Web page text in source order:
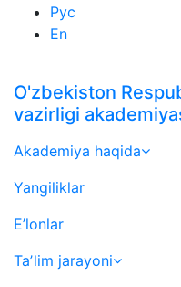
Рус
En
O'zbekiston
vazirligi
Akademiya haqida
Yangiliklar
E’lonlar
Taʼlim jarayoni